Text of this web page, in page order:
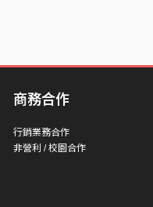
商務合作
行銷業務合作
非營利 / 校園合作